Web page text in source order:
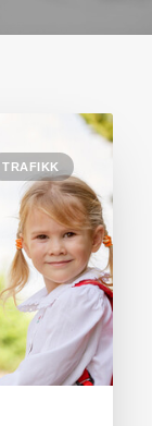
TRAFIKK